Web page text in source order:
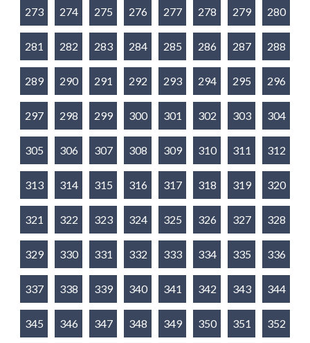
273 274 275 276 277 278 279 280
281 282 283 284 285 286 287 288
289 290 291 292 293 294 295 296
297 298 299 300 301 302 303 304
305 306 307 308 309 310 311 312
313 314 315 316 317 318 319 320
321 322 323 324 325 326 327 328
329 330 331 332 333 334 335 336
337 338 339 340 341 342 343 344
345 346 347 348 349 350 351 352